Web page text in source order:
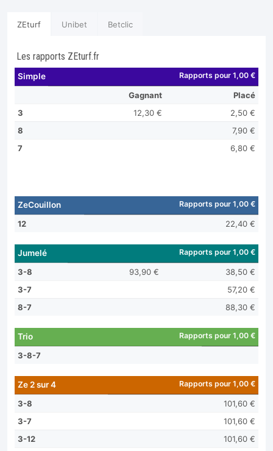
ZEturf Unibet Betclic
Les rapports ZEturf.fr
Simple Rapports pour 1,00 €
Gagnant
Placé
3
12,30 €
2,50 €
8
7,90 €
7
6,80 €
ZeCouillon Rapports pour 1,00 €
12 22,40 €
Jumelé Rapports pour 1,00 €
3-8 93,90 €
38,50 €
3-7
57,20 €
8-7
88,30 €
Trio Rapports pour 1,00 €
3-8-7
Ze 2 sur 4 Rapports pour 1,00 €
3-8
101,60 €
3-7
101,60 €
3-12
101,60 €